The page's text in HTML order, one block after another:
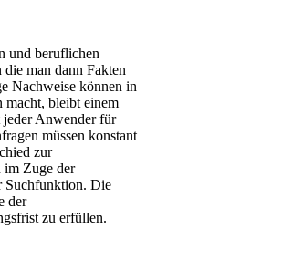
und beruflichen
man dann Fakten
Nachweise können in
macht, bleibt einem
jeder Anwender für
müssen konstant
zur
im Zuge der
Suchfunktion. Die
der
zu erfüllen.